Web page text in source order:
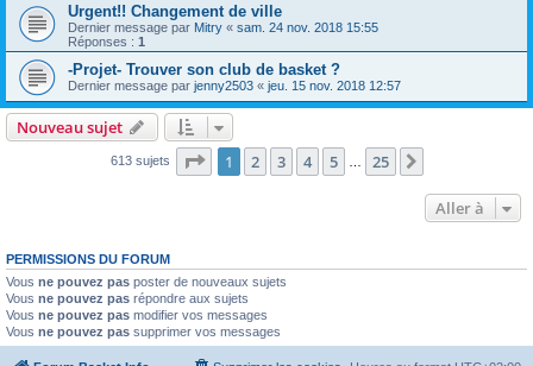
Urgent!! Changement de ville
Dernier message par Mitry « sam. 24 nov. 2018 15:55
Réponses : 1
-Projet- Trouver son club de basket ?
Dernier message par jenny2503 « jeu. 15 nov. 2018 12:57
Nouveau sujet
613 sujets Page 1sur25
1 2 3 4 5 25
Aller à
PERMISSIONS DU FORUM
Vous ne pouvez pas poster de nouveaux sujets
Vous ne pouvez pas répondre aux sujets
Vous ne pouvez pas modifier vos messages
Vous ne pouvez pas supprimer vos messages